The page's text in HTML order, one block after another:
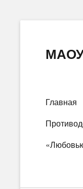
МАОУ
Основное
Главная